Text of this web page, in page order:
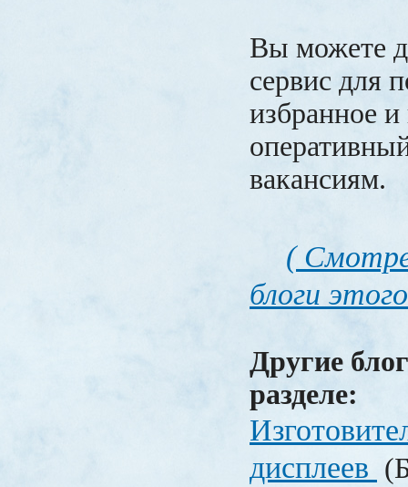
Вы можете
сервис для
избранное и
вакансиям.
(
блоги
Другие
разделе:
дисплеев